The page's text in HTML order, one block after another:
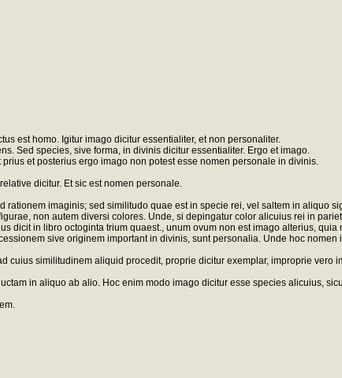
est homo. Igitur imago dicitur essentialiter, et non personaliter.
Sed species, sive forma, in divinis dicitur essentialiter. Ergo et imago.
et posterius ergo imago non potest esse nomen personale in divinis.
dicitur. Et sic est nomen personale.
imaginis; sed similitudo quae est in specie rei, vel saltem in aliquo
non autem diversi colores. Unde, si depingatur color alicuius rei in
in libro octoginta trium quaest., unum ovum non est imago alterius,
sive originem important in divinis, sunt personalia. Unde hoc nomen
similitudinem aliquid procedit, proprie dicitur exemplar, improprie vero
in aliquo ab alio. Hoc enim modo imago dicitur esse species alicuius,